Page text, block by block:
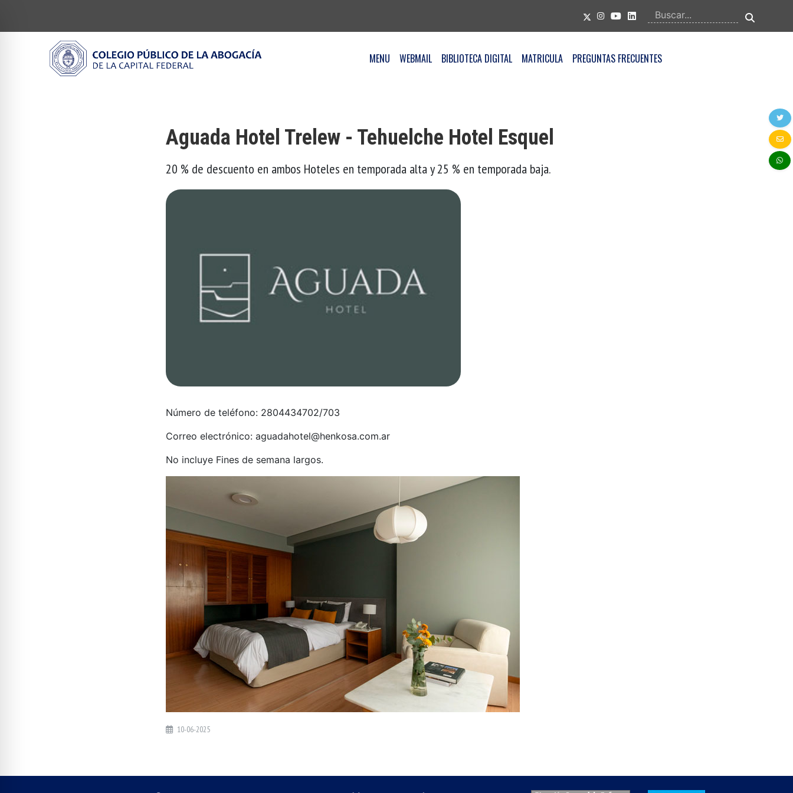
MENU WEBMAIL BIBLIOTECA DIGITAL MATRICULA PREGUNTAS FRECUENTES
Aguada Hotel Trelew - Tehuelche Hotel Esquel
20 % de descuento en ambos Hoteles en temporada alta y 25 % en temporada baja.
Número de teléfono: 2804434702/703
Correo electrónico: aguadahotel@henkosa.com.ar
No incluye Fines de semana largos.
10-06-2025